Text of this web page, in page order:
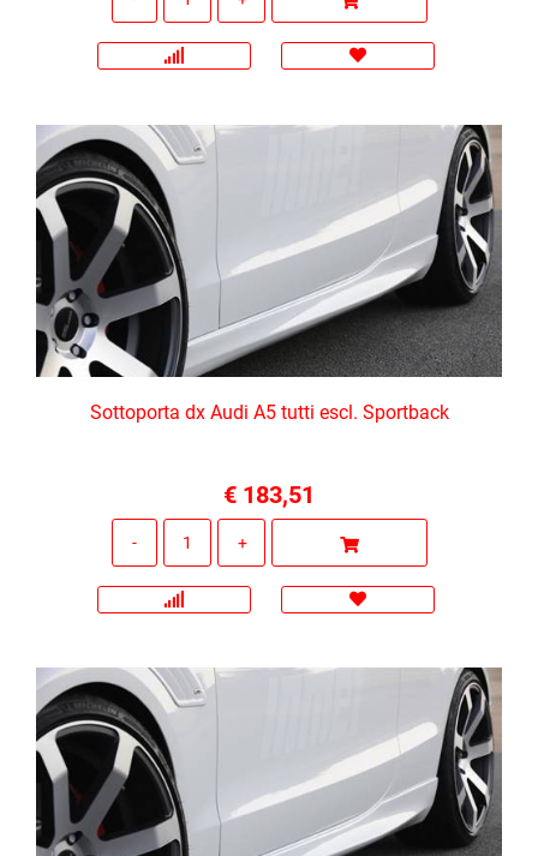
Sottoporta dx Audi A5 tutti escl. Sportback
€ 183,51